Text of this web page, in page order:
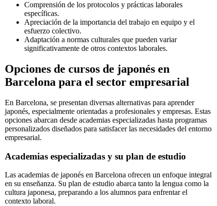
Comprensión de los protocolos y prácticas laborales
específicas.
Apreciación de la importancia del trabajo en equipo y el
esfuerzo colectivo.
Adaptación a normas culturales que pueden variar
significativamente de otros contextos laborales.
Opciones de cursos de japonés en
Barcelona para el sector empresarial
En Barcelona, se presentan diversas alternativas para aprender
japonés, especialmente orientadas a profesionales y empresas. Estas
opciones abarcan desde academias especializadas hasta programas
personalizados diseñados para satisfacer las necesidades del entorno
empresarial.
Academias especializadas y su plan de estudio
Las academias de japonés en Barcelona ofrecen un enfoque integral
en su enseñanza. Su plan de estudio abarca tanto la lengua como la
cultura japonesa, preparando a los alumnos para enfrentar el
contexto laboral.